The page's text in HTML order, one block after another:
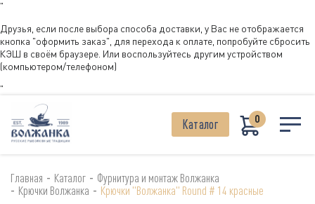
"
Друзья, если после выбора способа доставки, у Вас не отображается
кнопка "оформить заказ", для перехода к оплате, попробуйте сбросить
КЭШ в своём браузере. Или воспользуйтесь другим устройством
(компьютером/телефоном)
"
Каталог 0
Главная - Каталог - Фурнитура и монтаж Волжанка
- Крючки Волжанка - Крючки "Волжанка" Round # 14 красные